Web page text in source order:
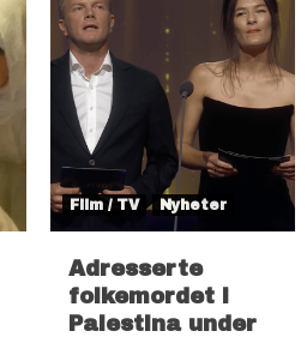
Film / TV Nyheter
Adresserte
folkemordet i
Palestina under